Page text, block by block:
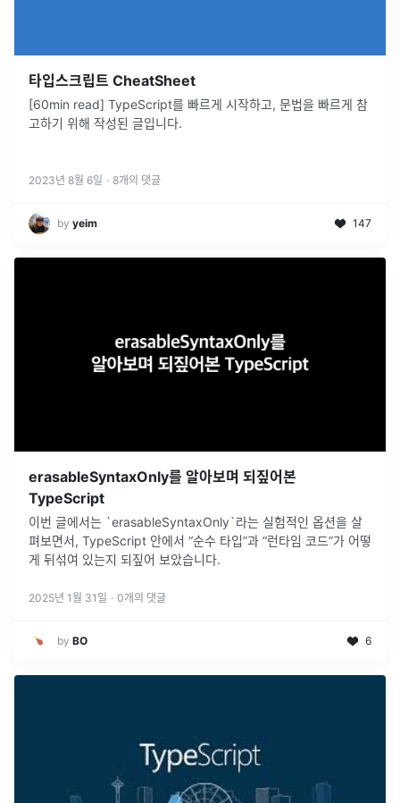
타입스크립트 CheatSheet
[60min read] TypeScript를 빠르게 시작하고, 문법을 빠르게 참
고하기 위해 작성된 글입니다.
2023년 8월 6일 · 8개의 댓글
by yeim 147
erasableSyntaxOnly를 알아보며 되짚어본
TypeScript
이번 글에서는 `erasableSyntaxOnly`라는 실험적인 옵션을 살
펴보면서, TypeScript 안에서 “순수 타입”과 “런타임 코드”가 어떻
게 뒤섞여 있는지 되짚어 보았습니다.
2025년 1월 31일 · 0개의 댓글
by BO 6